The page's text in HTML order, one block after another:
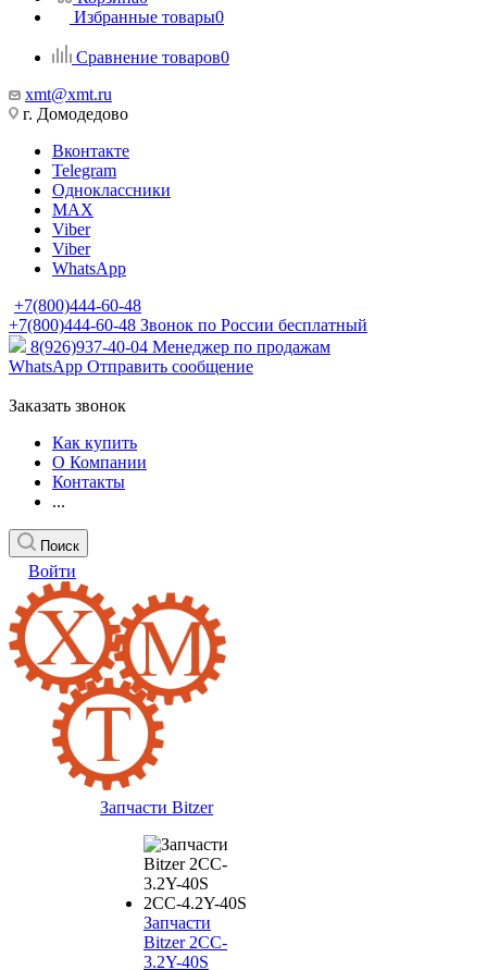
Избранные товары0
Сравнение товаров0
xmt@xmt.ru
г. Домодедово
Вконтакте
Telegram
Одноклассники
MAX
Viber
Viber
WhatsApp
+7(800)444-60-48
+7(800)444-60-48 Звонок по России бесплатный
8(926)937-40-04 Менеджер по продажам
WhatsApp Отправить сообщение
Заказать звонок
Как купить
О Компании
Контакты
...
Поиск
Войти
Запчасти Bitzer
Запчасти
Bitzer 2CC-
3.2Y-40S